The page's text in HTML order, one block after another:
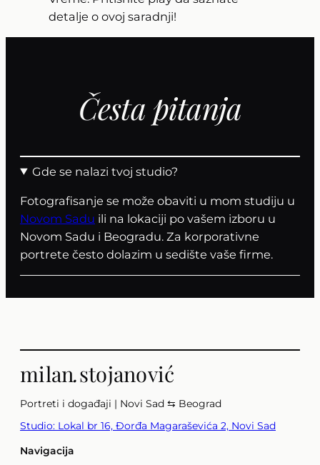
detalje o ovoj saradnji!
Česta pitanja
Gde se nalazi tvoj studio?
Fotografisanje se može obaviti u mom studiju u
Novom Sadu ili na lokaciji po vašem izboru u
Novom Sadu i Beogradu. Za korporativne
portrete često dolazim u sedište vaše firme.
milan.stojanović
Portreti i događaji | Novi Sad ⇆ Beograd
Studio: Lokal br 16, Đorđa Magaraševića 2, Novi Sad
Navigacija